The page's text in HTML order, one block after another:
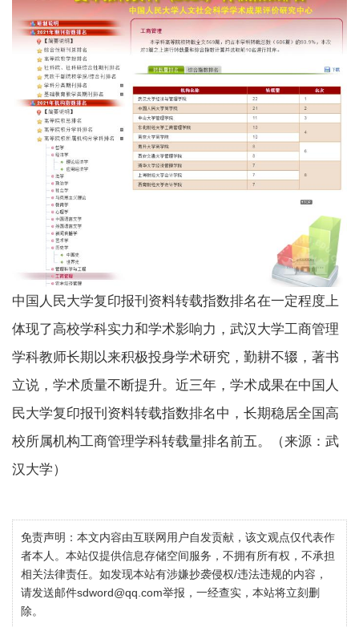
中国人民大学复印报刊资料转载指数排名在一定程度上
体现了高校学科实力和学术影响力，武汉大学工商管理
学科教师长期以来积极投身学术研究，勤耕不辍，著书
立说，学术质量不断提升。近三年，学术成果在中国人
民大学复印报刊资料转载指数排名中，长期稳居全国高
校所属机构工商管理学科转载量排名前五。（来源：武
汉大学）
免责声明：本文内容由互联网用户自发贡献，该文观点仅代表作
者本人。本站仅提供信息存储空间服务，不拥有所有权，不承担
相关法律责任。如发现本站有涉嫌抄袭侵权/违法违规的内容，
请发送邮件sdword@qq.com举报，一经查实，本站将立刻删
除。